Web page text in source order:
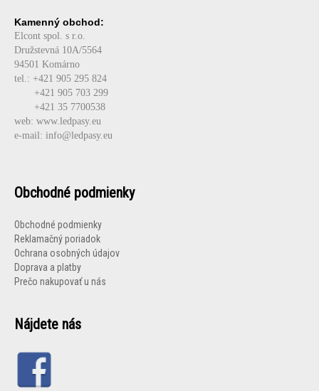
Kamenný obchod:
Elcont spol. s r.o.
Družstevná 10A/5564
94501 Komárno
tel.: +421 905 295 824
+421 905 703 299
+421 35 7700538
web: www.ledpasy.eu
e-mail: info@ledpasy.eu
Obchodné podmienky
Obchodné podmienky
Reklamačný poriadok
Ochrana osobných údajov
Doprava a platby
Prečo nakupovať u nás
Nájdete nás